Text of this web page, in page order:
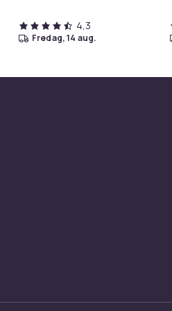
4,3
fredag, 14 aug.